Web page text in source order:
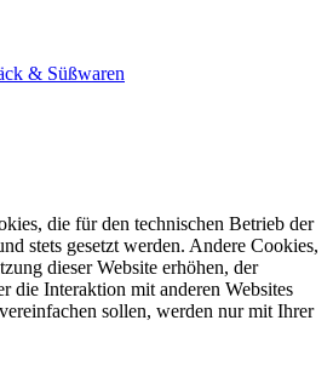
& Süßwaren
die für den technischen Betrieb der
stets gesetzt werden. Andere Cookies,
dieser Website erhöhen, der
die Interaktion mit anderen Websites
sollen, werden nur mit Ihrer